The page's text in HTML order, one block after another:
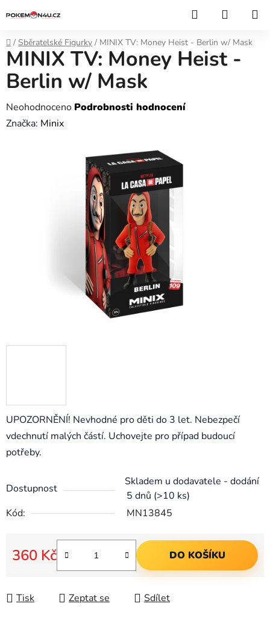
na
Hledat
Domů
/ Sběratelské Figurky / MINIX TV: Money Heist - Berlin w/ Mask
UPOZORNĚNÍ! Nevhodné pro děti do 3 let. Nebezpečí
vdechnutí malých částí. Uchovejte pro případ budoucí
potřeby.
Dostupnost
Skladem u dodavatele - dodání
5 dnů (>10 ks)
Kód:
MN13845
360 Kč
Měrná cena:
DO KOŠÍKU
Tisk Zeptat se Sdílet
MINIX TV: Money Heist -
Berlin w/ Mask
Průměrné
hodnocení
Neohodnoceno Podrobnosti hodnocení
Značka: Minix